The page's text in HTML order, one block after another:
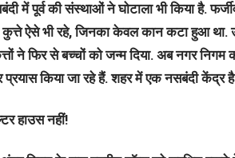
में पूर्व की संस्थाओं ने घोटाला भी किया है.
कुत्ते ऐसे भी रहे, जिनका केवल कान कटा हुआ था.
ने फिर से बच्चों को जन्म दिया. अब नगर
प्रयास किया जा रहे हैं. शहर में एक नसबंदी केंद्र
हाउस नहीं!